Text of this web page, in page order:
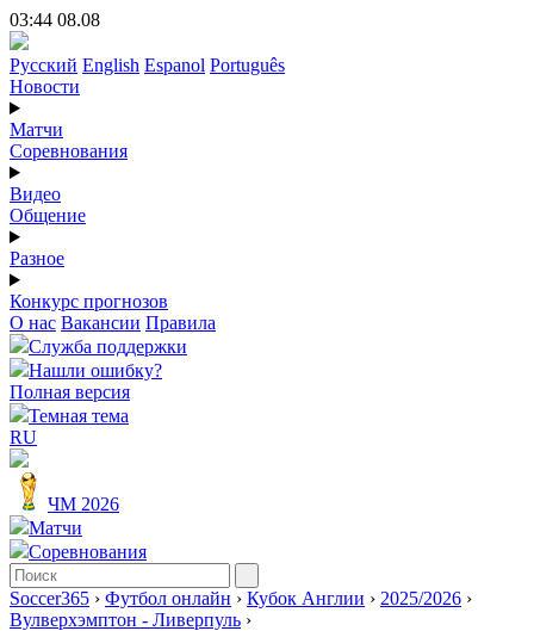
03:44 08.08
Русский English Espanol Português
Новости
Матчи
Соревнования
Видео
Общение
Разное
Конкурс прогнозов
О нас Вакансии Правила
Служба поддержки
Нашли ошибку?
Полная версия
Темная тема
RU
ЧМ 2026
Матчи
Соревнования
Soccer365 › Футбол онлайн › Кубок Англии › 2025/2026 ›
Вулверхэмптон - Ливерпуль ›